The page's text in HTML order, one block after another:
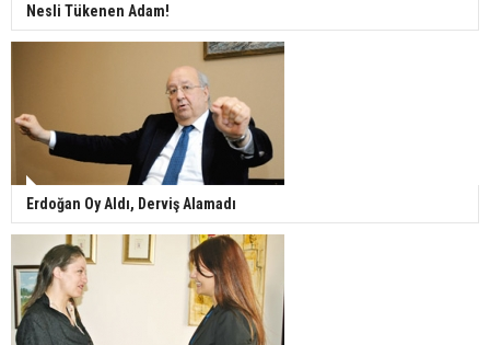
Nesli Tükenen Adam!
Erdoğan Oy Aldı, Derviş Alamadı